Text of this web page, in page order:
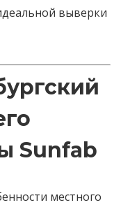
выверки
Sunfab
местного